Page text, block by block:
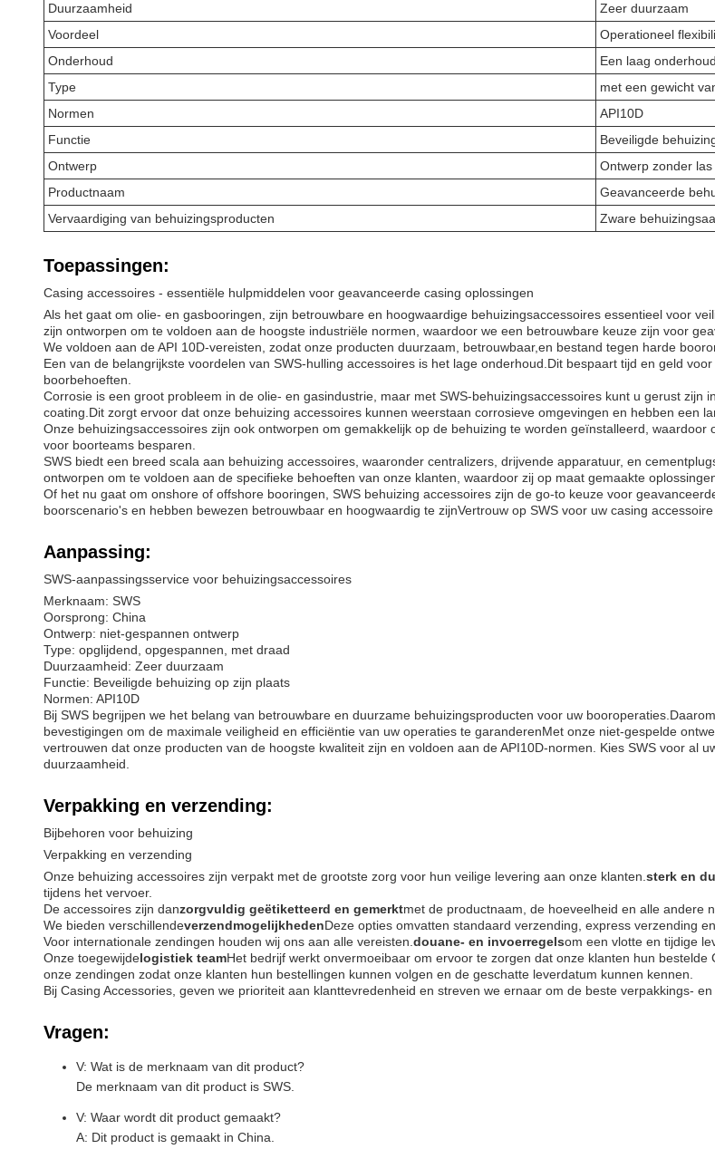
Duurzaamheid
Zeer duurzaam
Voordeel
Operationeel
Onderhoud
Een laag onderhoud
Type
met een gewicht
Normen
API10D
Functie
Beveiligde
Ontwerp
Ontwerp zonder las
Productnaam
Geavanceerde
Vervaardiging van behuizingsproducten
Zware
Toepassingen:
Casing accessoires - essentiële hulpmiddelen voor geavanceerde casing oplossingen
Als het gaat om olie- en gasbooringen, zijn betrouwbare en hoogwaardige behuizingsaccessoires essentieel voor
zijn ontworpen om te voldoen aan de hoogste industriële normen, waardoor we een betrouwbare keuze zijn voor
We voldoen aan de API 10D-vereisten, zodat onze producten duurzaam, betrouwbaar,en bestand tegen harde
Een van de belangrijkste voordelen van SWS-hulling accessoires is het lage onderhoud.Dit bespaart tijd en geld
boorbehoeften.
Corrosie is een groot probleem in de olie- en gasindustrie, maar met SWS-behuizingsaccessoires kunt u gerust
coating.Dit zorgt ervoor dat onze behuizing accessoires kunnen weerstaan corrosieve omgevingen en hebben een
Onze behuizingsaccessoires zijn ook ontworpen om gemakkelijk op de behuizing te worden geïnstalleerd,
voor boorteams besparen.
SWS biedt een breed scala aan behuizing accessoires, waaronder centralizers, drijvende apparatuur, en
ontworpen om te voldoen aan de specifieke behoeften van onze klanten, waardoor zij op maat gemaakte
Of het nu gaat om onshore of offshore booringen, SWS behuizing accessoires zijn de go-to keuze voor
boorscenario's en hebben bewezen betrouwbaar en hoogwaardig te zijnVertrouw op SWS voor uw casing
Aanpassing:
SWS-aanpassingsservice voor behuizingsaccessoires
Merknaam: SWS
Oorsprong: China
Ontwerp: niet-gespannen ontwerp
Type: opglijdend, opgespannen, met draad
Duurzaamheid: Zeer duurzaam
Functie: Beveiligde behuizing op zijn plaats
Normen: API10D
Bij SWS begrijpen we het belang van betrouwbare en duurzame behuizingsproducten voor uw
bevestigingen om de maximale veiligheid en efficiëntie van uw operaties te garanderenMet onze niet-gespelde
vertrouwen dat onze producten van de hoogste kwaliteit zijn en voldoen aan de API10D-normen. Kies SWS voor al
duurzaamheid.
Verpakking en verzending:
Bijbehoren voor behuizing
Verpakking en verzending
Onze behuizing accessoires zijn verpakt met de grootste zorg voor hun veilige levering aan onze klanten. sterk en
tijdens het vervoer.
De accessoires zijn danzorgvuldig geëtiketteerd en gemerktmet de productnaam, de hoeveelheid en alle andere
We bieden verschillendeverzendmogelijkhedenDeze opties omvatten standaard verzending, express verzending
Voor internationale zendingen houden wij ons aan alle vereisten. douane- en invoerregelsom een vlotte en tijdige
Onze toegewijdelogistiek teamHet bedrijf werkt onvermoeibaar om ervoor te zorgen dat onze klanten hun bestelde
onze zendingen zodat onze klanten hun bestellingen kunnen volgen en de geschatte leverdatum kunnen kennen.
Bij Casing Accessories, geven we prioriteit aan klanttevredenheid en streven we ernaar om de beste verpakkings-
Vragen:
V: Wat is de merknaam van dit product?
De merknaam van dit product is SWS.
V: Waar wordt dit product gemaakt?
A: Dit product is gemaakt in China.